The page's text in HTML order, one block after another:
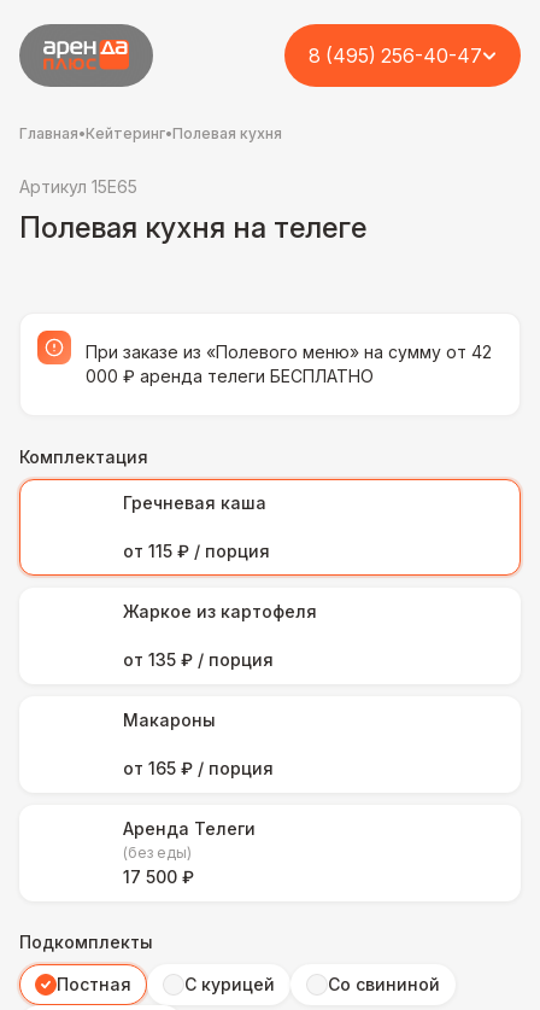
8 (495) 256-40-47
Главная•Кейтеринг•Полевая кухня
Артикул 15E65
Полевая кухня на телеге
При заказе из «Полевого меню» на сумму от 42
000 ₽ аренда телеги БЕСПЛАТНО
Комплектация
Гречневая каша
от 115 ₽ / порция
Жаркое из картофеля
от 135 ₽ / порция
Макароны
от 165 ₽ / порция
Аренда Телеги
(без еды)
17 500 ₽
Подкомплекты
Постная С курицей
Со свининой